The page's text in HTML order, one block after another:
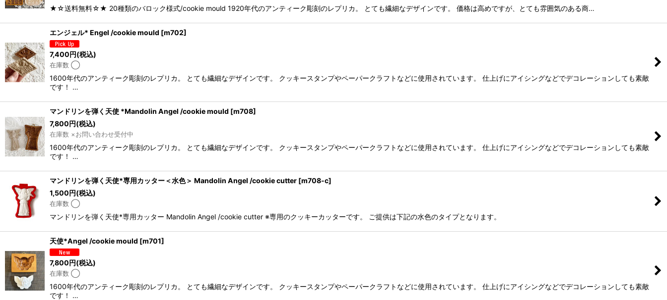
★☆送料無料☆★ 20種類のバロック様式/cookie mould 1920年代のアンティーク彫刻のレプリカ。 とても繊細なデザインです。 価格は高めですが、とても雰囲気のある商…
エンジェル* Engel /cookie mould [m702]
7,400円(税込)
在庫数 ◯
1600年代のアンティーク彫刻のレプリカ。 とても繊細なデザインです。 クッキースタンプやペーパークラフトなどに使用されています。 仕上げにアイシングなどでデコレーションしても素敵
です！ …
マンドリンを弾く天使 *Mandolin Angel /cookie mould [m708]
7,800円(税込)
在庫数 ×お問い合わせ受付中
1600年代のアンティーク彫刻のレプリカ。 とても繊細なデザインです。 クッキースタンプやペーパークラフトなどに使用されています。 仕上げにアイシングなどでデコレーションしても素敵
です！ …
マンドリンを弾く天使*専用カッター＜水色＞ Mandolin Angel /cookie cutter [m708-c]
1,500円(税込)
在庫数 ◯
マンドリンを弾く天使*専用カッター Mandolin Angel /cookie cutter ※専用のクッキーカッターです。 ご提供は下記の水色のタイプとなります。
天使*Angel /cookie mould [m701]
7,800円(税込)
在庫数 ◯
1600年代のアンティーク彫刻のレプリカ。 とても繊細なデザインです。 クッキースタンプやペーパークラフトなどに使用されています。 仕上げにアイシングなどでデコレーションしても素敵
です！ …